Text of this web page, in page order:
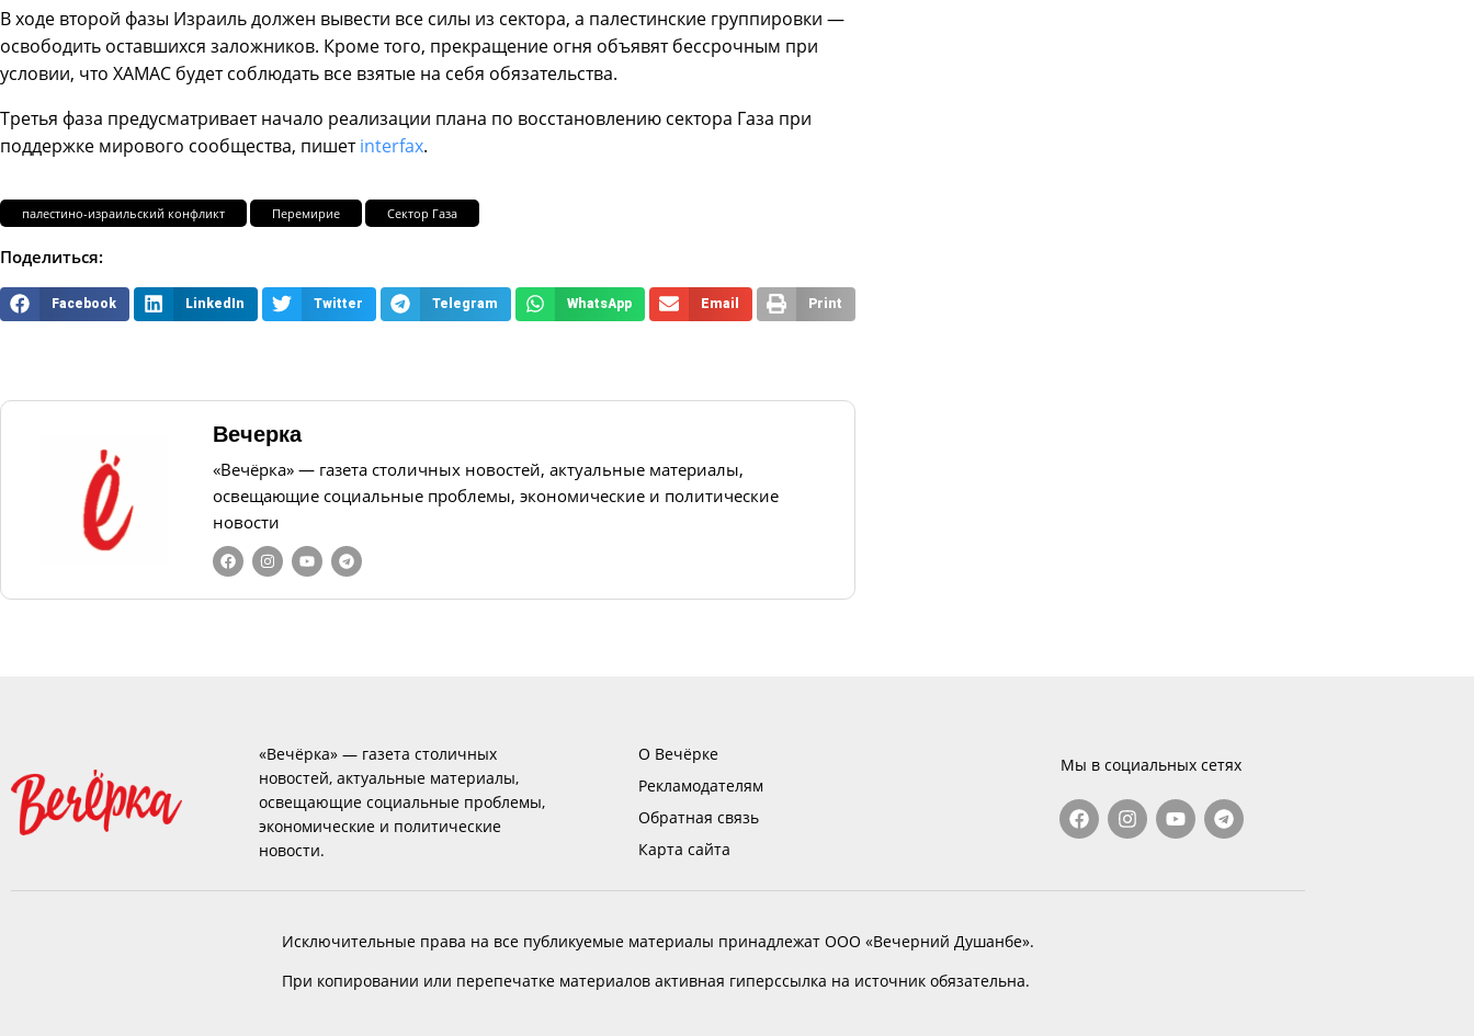
В ходе второй фазы Израиль должен вывести все силы из сектора, а палестинские группировки —
освободить оставшихся заложников. Кроме того, прекращение огня объявят бессрочным при
условии, что ХАМАС будет соблюдать все взятые на себя обязательства.
Третья фаза предусматривает начало реализации плана по восстановлению сектора Газа при
поддержке мирового сообщества, пишетinterfax.
палестино-израильский конфликт Перемирие Сектор Газа
Поделиться:
Facebook LinkedIn Twitter Telegram WhatsApp Email Print
Вечерка
«Вечёрка» — газета столичных новостей, актуальные материалы,
освещающие социальные проблемы, экономические и политические
новости
«Вечёрка» — газета столичных
новостей, актуальные материалы,
освещающие социальные проблемы,
экономические и политические
новости.
О Вечёрке
Рекламодателям
Обратная связь
Карта сайта
Мы в социальных сетях
Исключительные права на все публикуемые материалы принадлежат ООО «Вечерний Душанбе».
При копировании или перепечатке материалов активная гиперссылка на источник обязательна.